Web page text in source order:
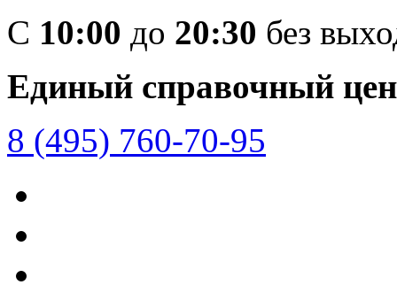
C 10:00 до 20:30 без
Единый справочный
8 (495) 760-70-95